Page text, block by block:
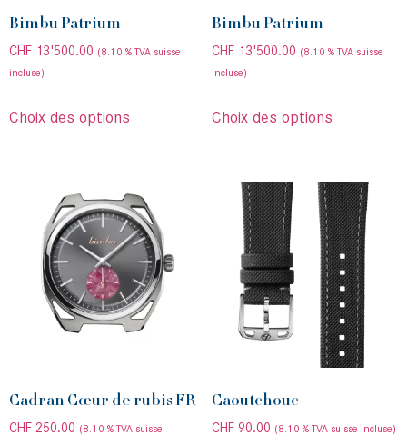
Bimbu Patrium
CHF 13'500.00 (8.10 % TVA suisse
incluse)
Choix des options
Bimbu Patrium
CHF13'500.00 (8.10 % TVA suisse
incluse)
Choix des options
Cadran Cœur de rubis FR
CHF 250.00 (8.10 % TVA suisse
Caoutchouc
CHF90.00 (8.10 % TVA suisse incluse)